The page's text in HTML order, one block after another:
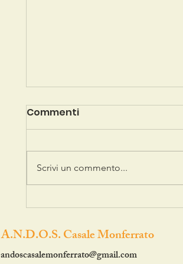
UN GRAZIE SPECIALE
Commenti
Scrivi un commento...
A.N.D.O.S. Casale Monferrato
andoscasalemonferrato@gmail.com